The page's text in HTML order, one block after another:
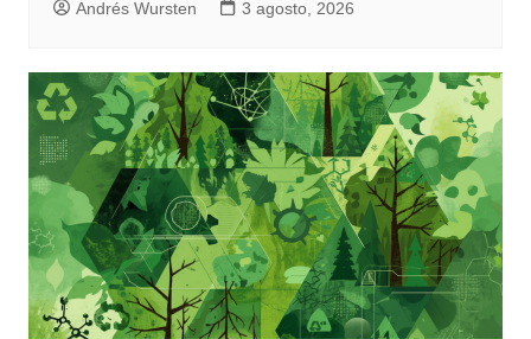
Andrés Wursten 3 agosto, 2026